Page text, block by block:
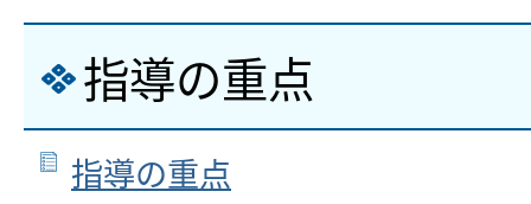
指導の重点
指導の重点